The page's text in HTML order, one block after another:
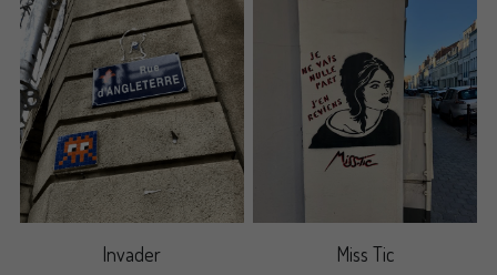
Invader
Miss Tic